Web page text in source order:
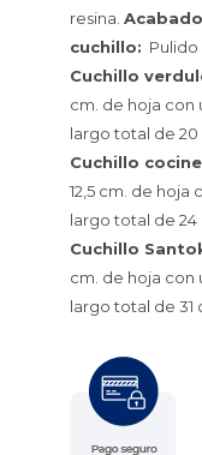
resina.Acabado
cuchillo: Pulido
Cuchillo
cm. de hoja con
largo total de 20
Cuchillo
12,5 cm. de hoja
largo total de 24
Cuchillo
cm. de hoja con
largo total de 31